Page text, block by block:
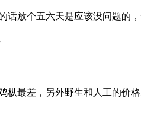
放个五六天是应该没问题的
最差，另外野生和人工的价